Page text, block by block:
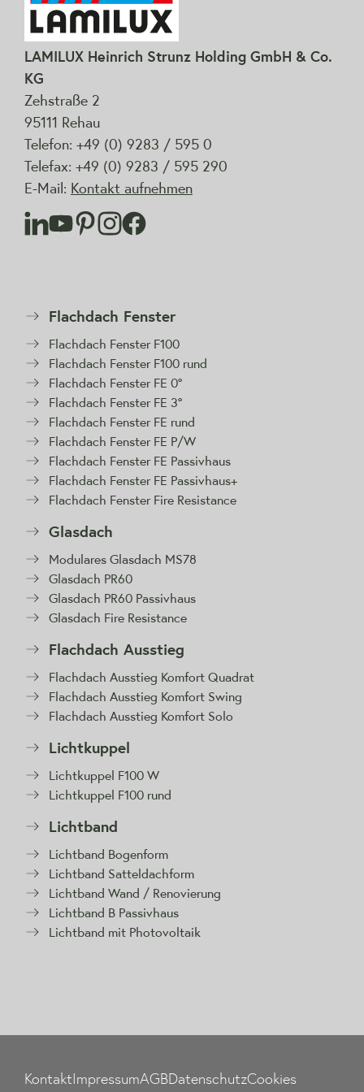
LAMILUX Heinrich Strunz Holding GmbH & Co.
KG
Zehstraße 2
95111 Rehau
Telefon: +49 (0) 9283 / 595 0
Telefax: +49 (0) 9283 / 595 290
E-Mail: Kontakt aufnehmen
Flachdach Fenster
Flachdach Fenster F100
Flachdach Fenster F100 rund
Flachdach Fenster FE 0°
Flachdach Fenster FE 3°
Flachdach Fenster FE rund
Flachdach Fenster FE P/W
Flachdach Fenster FE Passivhaus
Flachdach Fenster FE Passivhaus+
Flachdach Fenster Fire Resistance
Glasdach
Modulares Glasdach MS78
Glasdach PR60
Glasdach PR60 Passivhaus
Glasdach Fire Resistance
Flachdach Ausstieg
Flachdach Ausstieg Komfort Quadrat
Flachdach Ausstieg Komfort Swing
Flachdach Ausstieg Komfort Solo
Lichtkuppel
Lichtkuppel F100 W
Lichtkuppel F100 rund
Lichtband
Lichtband Bogenform
Lichtband Satteldachform
Lichtband Wand / Renovierung
Lichtband B Passivhaus
Lichtband mit Photovoltaik
KontaktImpressumAGBDatenschutzCookies